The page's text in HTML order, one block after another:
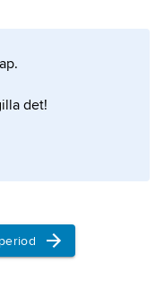
de
det!